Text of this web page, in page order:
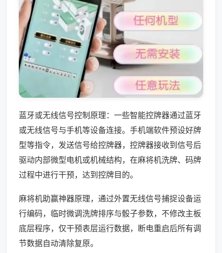
蓝牙或无线信号控制原理：一些智能控牌器通过蓝牙
或无线信号与手机等设备连接。手机端软件预设好牌
型等指令，发送信号给控牌器，控牌器接收到信号后
驱动内部微型电机或机械结构，在麻将机洗牌、码牌
过程中进行干预，达到控牌目的。
麻将机助赢神器原理，通过外置无线信号捕捉设备运
行编码，临时微调洗牌排序与骰子参数，不修改主板
底层程序，仅干预表层运行数据，断电重启后所有调
节数据自动清除复原。